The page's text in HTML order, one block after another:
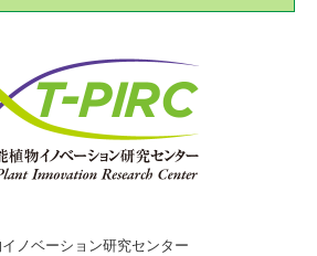
ノベーション研究センター